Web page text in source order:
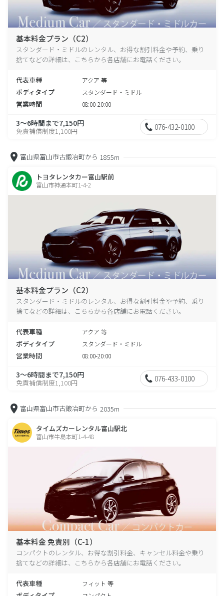
基本料金プラン（C2）
スタンダード・ミドルのレンタル、お得な割引料金や予約、乗り
捨てなどの詳細は、こちらから各店舗にお電話ください。
代表車種 アクア 等
ボディタイプ スタンダード・ミドル
営業時間 08:00-20:00
3～6時間まで7,150円
免責補償制度1,100円 076-432-0100
富山県富山市古鍛冶町から 1855m
トヨタレンタカー富山駅前
富山市神通本町1-4-2
基本料金プラン（C2）
スタンダード・ミドルのレンタル、お得な割引料金や予約、乗り
捨てなどの詳細は、こちらから各店舗にお電話ください。
代表車種 アクア 等
ボディタイプ スタンダード・ミドル
営業時間 08:00-20:00
3～6時間まで7,150円
免責補償制度1,100円 076-433-0100
富山県富山市古鍛冶町から 2035m
タイムズカーレンタル富山駅北
富山市牛島本町1-4-48
基本料金 免責別（C-1）
コンパクトのレンタル、お得な割引料金、キャンセル料金や乗り
捨てなどの詳細は、こちらから各店舗にお電話ください。
代表車種 フィット 等